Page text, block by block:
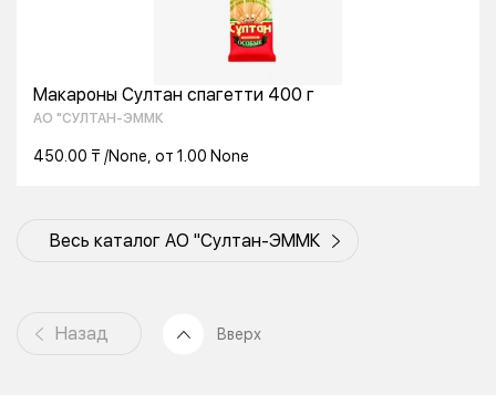
Макароны Султан спагетти 400 г
АО "СУЛТАН-ЭММК
450.00 ₸ /None, от 1.00 None
Весь каталог АО "Султан-ЭММК
Назад Вверх